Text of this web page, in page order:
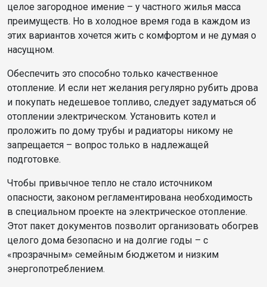
целое загородное имение – у частного жилья масса
преимуществ. Но в холодное время года в каждом из
этих вариантов хочется жить с комфортом и не думая о
насущном.
Обеспечить это способно только качественное
отопление. И если нет желания регулярно рубить дрова
и покупать недешевое топливо, следует задуматься об
отоплении электрическом. Установить котел и
проложить по дому трубы и радиаторы никому не
запрещается – вопрос только в надлежащей
подготовке.
Чтобы привычное тепло не стало источником
опасности, законом регламентирована необходимость
в специальном проекте на электрическое отопление.
Этот пакет документов позволит организовать обогрев
целого дома безопасно и на долгие годы – с
«прозрачным» семейным бюджетом и низким
энергопотреблением.